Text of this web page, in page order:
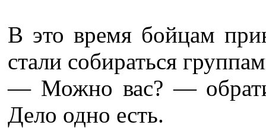
В это время бойцам
стали собираться
— Можно вас? —
Дело одно есть.